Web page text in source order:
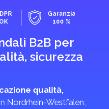
OK
Garanzia
100 %
B2B per
sicurezza
qualità,
Nordrhein-Westfalen,